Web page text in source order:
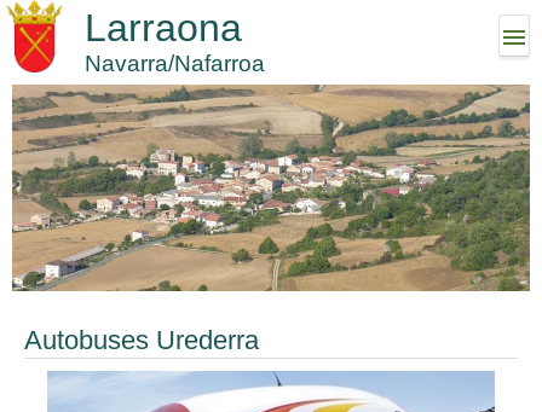
Larraona
Navarra/Nafarroa
Autobuses Urederra